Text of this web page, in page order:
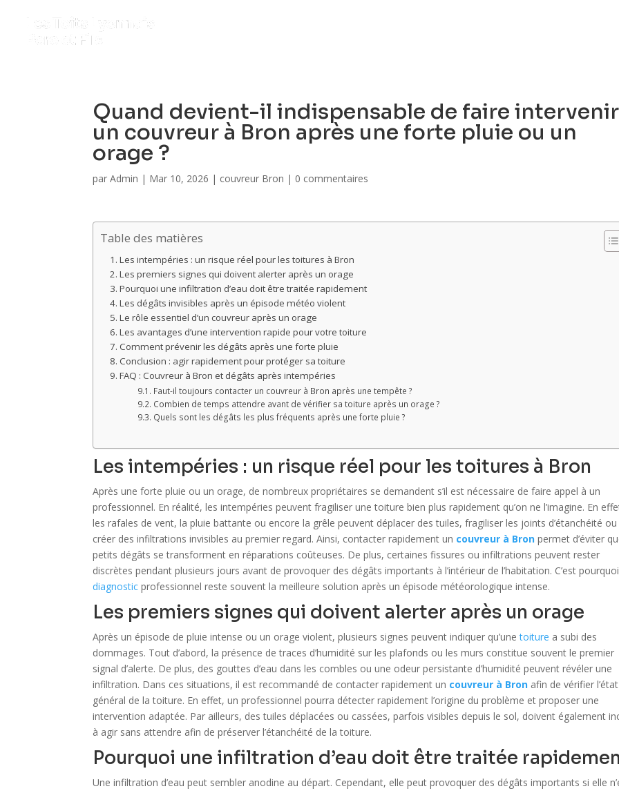
Quand devient-il indispensable de faire intervenir
un couvreur à Bron après une forte pluie ou un
orage ?
parAdmin | Mar 10, 2026 | couvreur Bron | 0 commentaires
Table des matières
Les intempéries : un risque réel pour les toitures à Bron
Les premiers signes qui doivent alerter après un orage
Pourquoi une infiltration d’eau doit être traitée rapidement
Les dégâts invisibles après un épisode météo violent
Le rôle essentiel d’un couvreur après un orage
Les avantages d’une intervention rapide pour votre toiture
Comment prévenir les dégâts après une forte pluie
Conclusion : agir rapidement pour protéger sa toiture
FAQ : Couvreur à Bron et dégâts après intempéries
Faut-il toujours contacter un couvreur à Bron après une tempête ?
Combien de temps attendre avant de vérifier sa toiture après un orage ?
Quels sont les dégâts les plus fréquents après une forte pluie ?
Les intempéries : un risque réel pour les toitures à Bron
Après une forte pluie ou un orage, de nombreux propriétaires se demandent s’il est nécessaire de faire appel à un
professionnel. En réalité, les intempéries peuvent fragiliser une toiture bien plus rapidement qu’on ne l’imagine. En
les rafales de vent, la pluie battante ou encore la grêle peuvent déplacer des tuiles, fragiliser les joints d’étanchéité ou
créer des infiltrations invisibles au premier regard. Ainsi, contacter rapidement un couvreur à Bron permet d’éviter
petits dégâts se transforment en réparations coûteuses. De plus, certaines fissures ou infiltrations peuvent rester
discrètes pendant plusieurs jours avant de provoquer des dégâts importants à l’intérieur de l’habitation. C’est
diagnostic professionnel reste souvent la meilleure solution après un épisode météorologique intense.
Les premiers signes qui doivent alerter après un orage
Après un épisode de pluie intense ou un orage violent, plusieurs signes peuvent indiquer qu’unetoiture a subi des
dommages. Tout d’abord, la présence de traces d’humidité sur les plafonds ou les murs constitue souvent le premier
signal d’alerte. De plus, des gouttes d’eau dans les combles ou une odeur persistante d’humidité peuvent révéler une
infiltration. Dans ces situations, il est recommandé de contacter rapidement un couvreur à Bron afin de vérifier l’état
général de la toiture. En effet, un professionnel pourra détecter rapidement l’origine du problème et proposer une
intervention adaptée. Par ailleurs, des tuiles déplacées ou cassées, parfois visibles depuis le sol, doivent également
à agir sans attendre afin de préserver l’étanchéité de la toiture.
Pourquoi une infiltration d’eau doit être traitée
Une infiltration d’eau peut sembler anodine au départ. Cependant, elle peut provoquer des dégâts importants si elle